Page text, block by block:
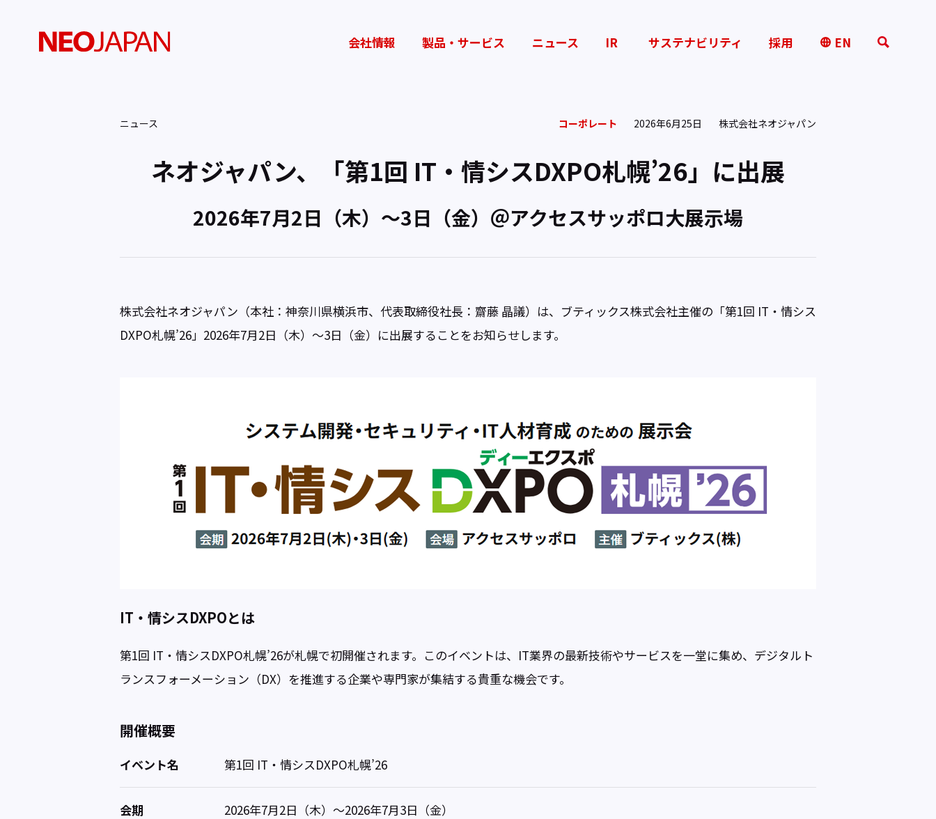
会社情報 製品・サービス ニュース IR サステナビリティ 採用 EN
ニュース コーポレート 2026年6月25日 株式会社ネオジャパン
ネオジャパン、「第1回 IT・情シスDXPO札幌’26」に出展
2026年7月2日（木）～3日（金）＠アクセスサッポロ大展示場
株式会社ネオジャパン（本社：神奈川県横浜市、代表取締役社長：齋藤 晶議）は、ブティックス株式会社主催の「第1回 IT・情シス
DXPO札幌’26」2026年7月2日（木）～3日（金）に出展することをお知らせします。
IT・情シスDXPOとは
第1回 IT・情シスDXPO札幌’26が札幌で初開催されます。このイベントは、IT業界の最新技術やサービスを一堂に集め、デジタルト
ランスフォーメーション（DX）を推進する企業や専門家が集結する貴重な機会です。
開催概要
イベント名 第1回 IT・情シスDXPO札幌’26
会期 2026年7月2日（木）～2026年7月3日（金）